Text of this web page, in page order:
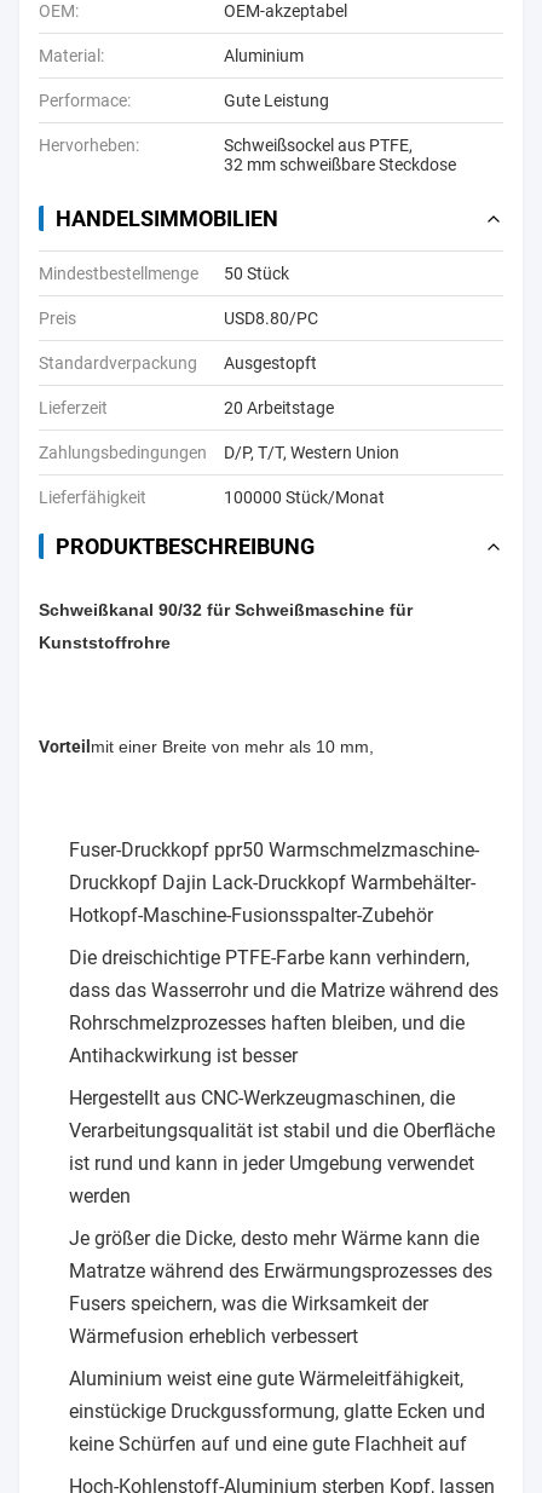
OEM: OEM-akzeptabel
Material: Aluminium
Performace: Gute Leistung
Hervorheben: Schweißsockel aus PTFE,
32 mm schweißbare Steckdose
HANDELSIMMOBILIEN
Mindestbestellmenge 50 Stück
Preis USD8.80/PC
Standardverpackung Ausgestopft
Lieferzeit 20 Arbeitstage
Zahlungsbedingungen D/P, T/T, Western Union
Lieferfähigkeit 100000 Stück/Monat
PRODUKTBESCHREIBUNG
Schweißkanal 90/32 für Schweißmaschine für
Kunststoffrohre
Vorteil mit einer Breite von mehr als 10 mm,
Fuser-Druckkopf ppr50 Warmschmelzmaschine-
Druckkopf Dajin Lack-Druckkopf Warmbehälter-
Hotkopf-Maschine-Fusionsspalter-Zubehör
Die dreischichtige PTFE-Farbe kann verhindern,
dass das Wasserrohr und die Matrize während des
Rohrschmelzprozesses haften bleiben, und die
Antihackwirkung ist besser
Hergestellt aus CNC-Werkzeugmaschinen, die
Verarbeitungsqualität ist stabil und die Oberfläche
ist rund und kann in jeder Umgebung verwendet
werden
Je größer die Dicke, desto mehr Wärme kann die
Matratze während des Erwärmungsprozesses des
Fusers speichern, was die Wirksamkeit der
Wärmefusion erheblich verbessert
Aluminium weist eine gute Wärmeleitfähigkeit,
einstückige Druckgussformung, glatte Ecken und
keine Schürfen auf und eine gute Flachheit auf
Hoch-Kohlenstoff-Aluminium sterben Kopf, lassen